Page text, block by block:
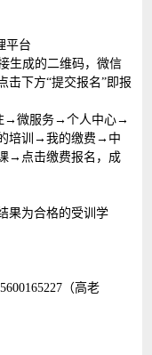
平台
生成的二维码，微信
击下方“提交报名”即报
→微服务→个人中心→
培训→我的缴费→中
→点击缴费报名，成
果为合格的受训学
（高老